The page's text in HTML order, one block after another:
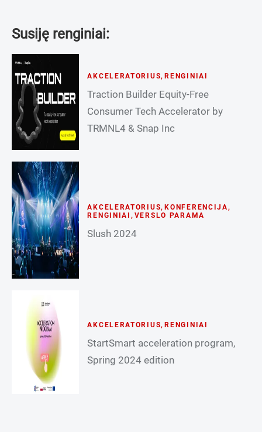
Susiję renginiai:
AKCELERATORIUS, RENGINIAI
Traction Builder Equity-Free
Consumer Tech Accelerator by
TRMNL4 & Snap Inc
AKCELERATORIUS, KONFERENCIJA,
RENGINIAI , VERSLO PARAMA
Slush 2024
AKCELERATORIUS, RENGINIAI
StartSmart acceleration program,
Spring 2024 edition